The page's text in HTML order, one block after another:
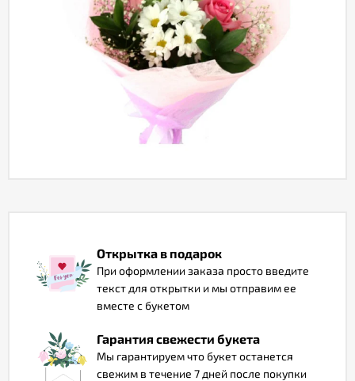
Открытка в подарок
При оформлении заказа просто введите
текст для открытки и мы отправим ее
вместе с букетом
Гарантия свежести букета
Мы гарантируем что букет останется
свежим в течение 7 дней после покупки